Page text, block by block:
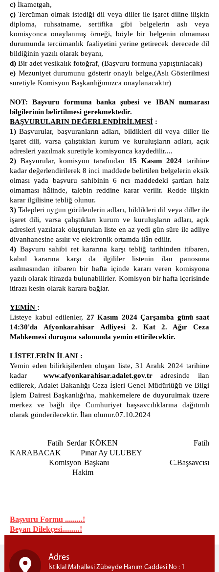
TELEFON REHBERİ
c) İkametgah,
ç) Tercüman olmak istediği dil veya diller ile işaret diline ilişkin
diploma, ruhsatname, sertifika gibi belgelerin aslı veya
komisyonca onaylanmış örneği, böyle bir belgenin olmaması
durumunda tercümanlık faaliyetini yerine getirecek derecede dil
bildiğinin yazılı olarak beyanı,
d) Bir adet vesikalık fotoğraf, (Başvuru formuna yapıştırılacak)
e) Mezuniyet durumunu gösterir onaylı belge,(Aslı Gösterilmesi
suretiyle Komisyon Başkanlığımızca onaylanacaktır)
NOT: Başvuru formuna banka şubesi ve IBAN numarası
bilgilerinin belirtilmesi gerekmektedir.
BAŞVURULARIN DEĞERLENDİRİLMESİ :
1) Başvurular, başvuranların adları, bildikleri dil veya diller ile
işaret dili, varsa çalıştıkları kurum ve kuruluşların adları, açık
adresleri yazılmak suretiyle komisyonca kaydedilir....
2) Başvurular, komisyon tarafından 15 Kasım 2024tarihine
kadar değerlendirilerek 8 inci maddede belirtilen belgelerin eksik
olması yada başvuru sahibinin 6 ncı maddedeki şartları haiz
olmaması hâlinde, talebin reddine karar verilir. Redde ilişkin
karar ilgilisine tebliğ olunur.
3) Talepleri uygun görülenlerin adları, bildikleri dil veya diller ile
işaret dili, varsa çalıştıkları kurum ve kuruluşların adları, açık
adresleri yazılarak oluşturulan liste en az yedi gün süre ile adliye
divanhanesine asılır ve elektronik ortamda ilân edilir.
4) Başvuru sahibi ret kararına karşı tebliğ tarihinden itibaren,
kabul kararına karşı da ilgililer listenin ilan panosuna
asılmasından itibaren bir hafta içinde kararı veren komisyona
yazılı olarak itirazda bulunabilirler. Komisyon bir hafta içerisinde
itirazı kesin olarak karara bağlar.
YEMİN :
Listeye kabul edilenler, 27Kasım 2024 Çarşamba günü saat
14:30'da Afyonkarahisar Adliyesi 2. Kat 2. Ağır Ceza
Mahkemesi duruşma salonunda yemin ettirilecektir.
LİSTELERİN İLANI :
Yemin eden bilirkişilerden oluşan liste, 31 Aralık 2024 tarihine
kadar www.afyonkarahisar.adalet.gov.tradresinde ilan
edilerek, Adalet Bakanlığı Ceza İşleri Genel Müdürlüğü ve Bilgi
İşlem Dairesi Başkanlığı'na, mahkemelere de duyurulmak üzere
merkez ve bağlı ilçe Cumhuriyet başsavcılıklarına dağıtımlı
olarak gönderilecektir. İlan olunur.07.10.2024
Fatih Serdar KÖKEN Fatih
KARABACAK Pınar Ay ULUBEY
Komisyon Başkanı C.Başsavcısı
Hakim
Başvuru Formu .........!
Beyan Dilekçesi.........!
Adres
İstiklal Mahallesi Zübeyde Hanım Caddesi No : 1